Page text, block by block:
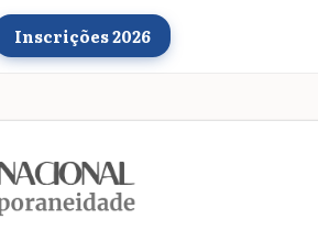
Inscrições 2026